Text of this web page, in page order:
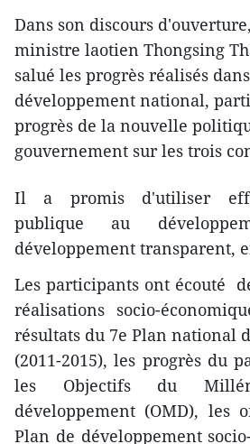
Dans son discours
ministre laotien Thongsing
salué les progrès réalisés
développement national,
progrès de la nouvelle
gouvernement sur les trois
Il a promis d'utiliser
publique au
développement transparent,
Les participants ont écouté
réalisations socio-
résultats du 7e ​Plan national
(2011-2015), ​les progrès​ du
les Objectifs du
développement (OMD), les
Plan de développement